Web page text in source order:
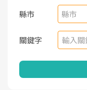
縣市 縣市
關鍵字